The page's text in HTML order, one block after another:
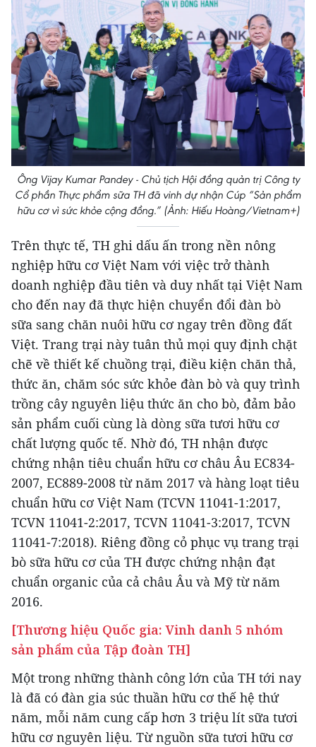
Ông Vijay Kumar Pandey - Chủ tịch Hội đồng quản trị Công ty
Cổ phần Thực phẩm sữa TH đã vinh dự nhận Cúp “Sản phẩm
hữu cơ vì sức khỏe cộng đồng.” (Ảnh: Hiếu Hoàng/Vietnam+)
Trên thực tế, TH ghi dấu ấn trong nền nông
nghiệp hữu cơ Việt Nam với việc trở thành
doanh nghiệp đầu tiên và duy nhất tại Việt Nam
cho đến nay đã thực hiện chuyển đổi đàn bò
sữa sang chăn nuôi hữu cơ ngay trên đồng đất
Việt. Trang trại này tuân thủ mọi quy định chặt
chẽ về thiết kế chuồng trại, điều kiện chăn thả,
thức ăn, chăm sóc sức khỏe đàn bò và quy trình
trồng cây nguyên liệu thức ăn cho bò, đảm bảo
sản phẩm cuối cùng là dòng sữa tươi hữu cơ
chất lượng quốc tế. Nhờ đó, TH nhận được
chứng nhận tiêu chuẩn hữu cơ châu Âu EC834-
2007, EC889-2008 từ năm 2017 và hàng loạt tiêu
chuẩn hữu cơ Việt Nam (TCVN 11041-1:2017,
TCVN 11041-2:2017, TCVN 11041-3:2017, TCVN
11041-7:2018). Riêng đồng cỏ phục vụ trang trại
bò sữa hữu cơ của TH được chứng nhận đạt
chuẩn organic của cả châu Âu và Mỹ từ năm
2016.
[Thương hiệu Quốc gia: Vinh danh 5 nhóm
sản phẩm của Tập đoàn TH]
Một trong những thành công lớn của TH tới nay
là đã có đàn gia súc thuần hữu cơ thế hệ thứ
năm, mỗi năm cung cấp hơn 3 triệu lít sữa tươi
hữu cơ nguyên liệu. Từ nguồn sữa tươi hữu cơ